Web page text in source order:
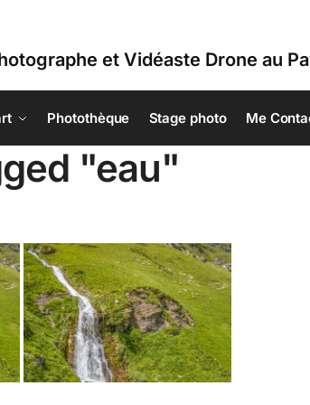
et Vidéaste Drone au
Photothèque Stage photo Me
"eau"